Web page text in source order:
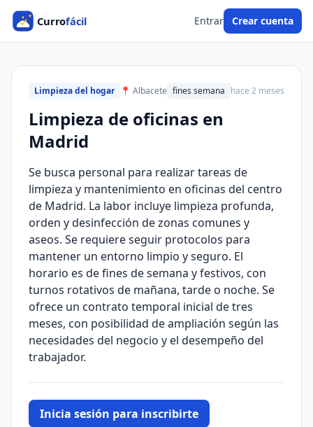
Entrar Crear cuenta
Limpieza del hogar 📍 Albacete fines semana hace 2 meses
Limpieza de oficinas en
Madrid
Se busca personal para realizar tareas de
limpieza y mantenimiento en oficinas del centro
de Madrid. La labor incluye limpieza profunda,
orden y desinfección de zonas comunes y
aseos. Se requiere seguir protocolos para
mantener un entorno limpio y seguro. El
horario es de fines de semana y festivos, con
turnos rotativos de mañana, tarde o noche. Se
ofrece un contrato temporal inicial de tres
meses, con posibilidad de ampliación según las
necesidades del negocio y el desempeño del
trabajador.
Inicia sesión para inscribirte